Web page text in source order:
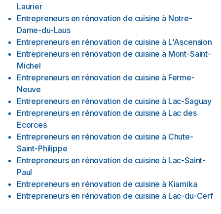
Laurier
Entrepreneurs en rénovation de cuisine à Notre-
Dame-du-Laus
Entrepreneurs en rénovation de cuisine à L'Ascension
Entrepreneurs en rénovation de cuisine à Mont-Saint-
Michel
Entrepreneurs en rénovation de cuisine à Ferme-
Neuve
Entrepreneurs en rénovation de cuisine à Lac-Saguay
Entrepreneurs en rénovation de cuisine à Lac des
Ecorces
Entrepreneurs en rénovation de cuisine à Chute-
Saint-Philippe
Entrepreneurs en rénovation de cuisine à Lac-Saint-
Paul
Entrepreneurs en rénovation de cuisine à Kiamika
Entrepreneurs en rénovation de cuisine à Lac-du-Cerf